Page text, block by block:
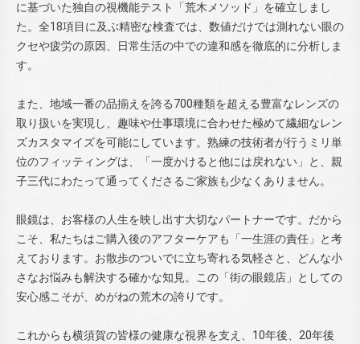
に基づいた独自の視機能テスト「荒木メソッド」を確立しまし
た。全18項目に及ぶ精密な検査では、数値だけでは測れない眼の
クセや疲労の原因、日常生活の中での違和感を徹底的に分析しま
す。
また、地域一番の品揃えを誇る700種類を超える豊富なレンズの
取り扱いを実現し、趣味や仕事環境に合わせた極めて繊細なレン
ズカスタマイズを可能にしています。熟練の技術者が行うミリ単
位のフィッティングは、「一度かけると他には戻れない」と、親
子三代にわたって通ってくださるご家族も少なくありません。
眼鏡は、お客様の人生を映し出す大切なパートナーです。だから
こそ、私たちはご購入後のアフターケアも「一生涯の責任」と考
えております。お散歩のついでに立ち寄れる気軽さと、どんな小
さなお悩みも解決する確かな知見。この「街の眼鏡店」としての
安心感こそが、めがねの荒木の誇りです。
これからも横須賀の皆様の健康な視界を支え、10年後、20年後